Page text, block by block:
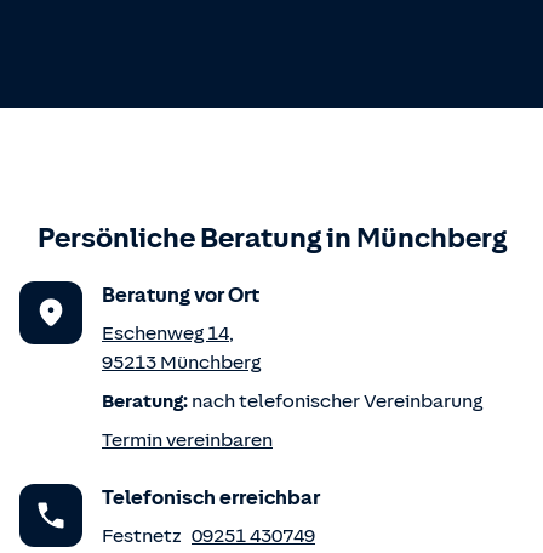
Persönliche Beratung in Münchberg
Beratung vor Ort
Eschenweg 14,
95213 Münchberg
Beratung: nach telefonischer Vereinbarung
Termin vereinbaren
Telefonisch erreichbar
Festnetz 09251 430749